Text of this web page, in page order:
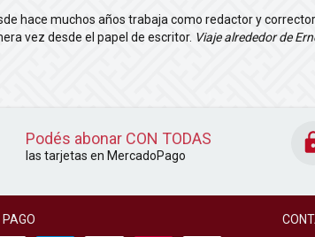
hace muchos años trabaja como redactor y
vez desde el papel de escritor. Viaje alrededor de
Podés abonar CON TODAS
las tarjetas en MercadoPago
PAGO